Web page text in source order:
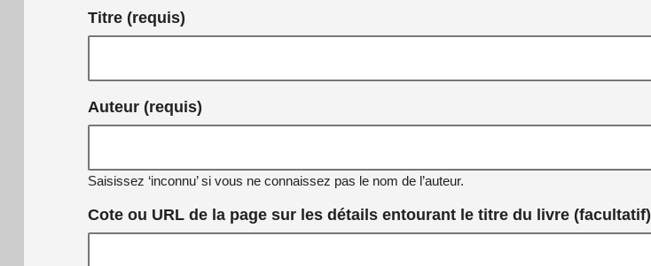
Titre (requis)
Auteur (requis)
Saisissez ‘inconnu’ si vous ne connaissez pas le nom de l’auteur.
Cote ou URL de la page sur les détails entourant le titre du livre (facultatif)